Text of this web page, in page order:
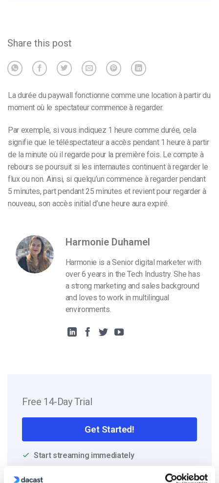
Share this post
La durée du paywall fonctionne comme une location à partir du
moment où le spectateur commence à regarder.
Par exemple, si vous indiquez 1 heure comme durée, cela
signifie que le téléspectateur a accès pendant 1 heure à partir
de la minute où il regarde pour la première fois. Le compte à
rebours se poursuit si les internautes continuent à regarder le
flux ou non. Ainsi, si quelqu’un commence à regarder pendant
5 minutes, part pendant 25 minutes et revient pour regarder à
nouveau, son accès initial d’une heure aura expiré.
Harmonie Duhamel
Harmonie is a Senior digital marketer with
over 6 years in the Tech Industry. She has
a strong marketing and sales background
and loves to work in multilingual
environments.
Free 14-Day Trial
Get Started!
Start streaming immediately